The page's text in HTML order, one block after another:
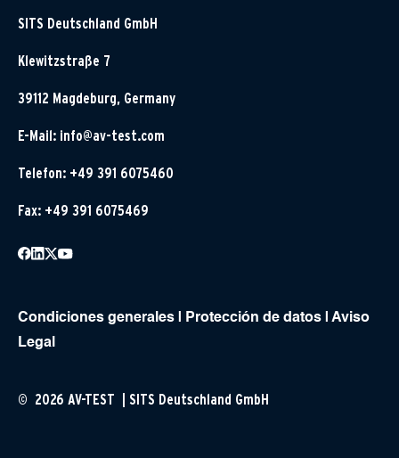
SITS Deutschland GmbH
Klewitzstraße 7
39112 Magdeburg, Germany
E-Mail: info@av-test.com
Telefon: +49 391 6075460
Fax: +49 391 6075469
Condiciones generales Protección de datos
Aviso
Legal
© 2026 AV-TEST | SITS Deutschland GmbH